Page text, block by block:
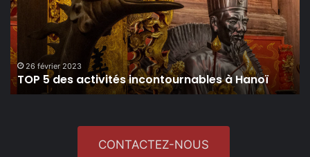
incontournables
à
26 février 2023
TOP 5 des activités incontournables à Hanoï
CONTACTEZ-NOUS